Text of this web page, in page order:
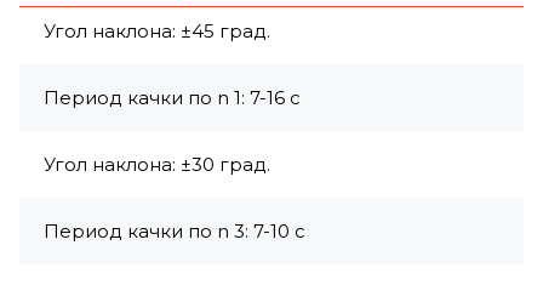
Угол наклона: ±45 град.
Период качки по n 1: 7-16 с
Угол наклона: ±30 град.
Период качки по n 3: 7-10 с